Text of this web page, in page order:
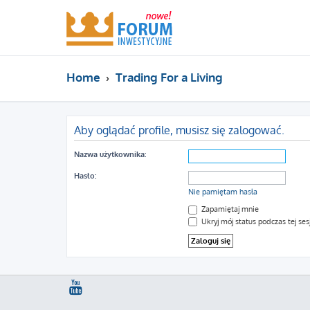
Home Trading For a Living
Aby oglądać profile, musisz się zalogować.
Nazwa użytkownika:
Hasło:
Nie pamiętam hasła
Zapamiętaj mnie
Ukryj mój status podczas tej